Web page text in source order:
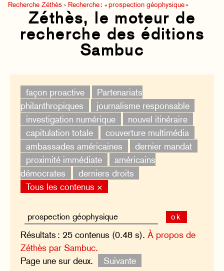
Recherche Zéthès › Recherche : « prospection géophysique »
Zéthès, le moteur de
recherche des éditions
Sambuc
façon proactive
Partenariats
philanthropiques
journalisme responsable
investigation numérique
nouvel itinéraire
capitulation totale
couverture multimédia
ambassades américaines
dernier mandat
proximité immédiate
américains
démocrates
derniers droits
Tous les contenus ×
ok
Résultats : 25 contenus (0.48 s).À propos de
Zéthès par Sambuc.
Page une sur deux.
Suivante